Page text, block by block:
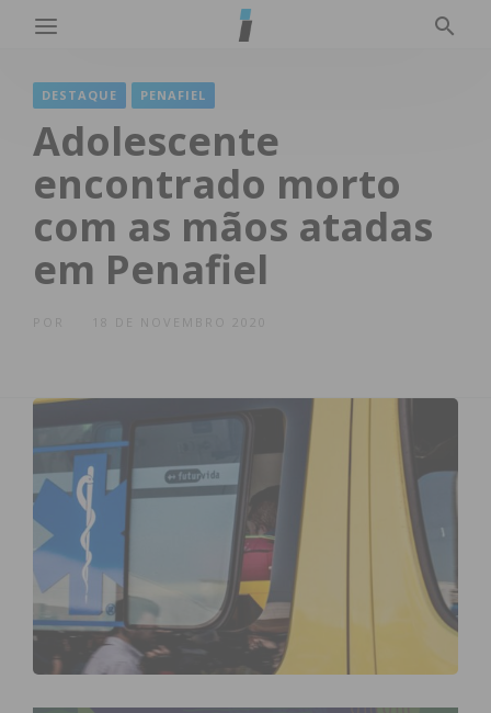
DESTAQUE PENAFIEL
Adolescente
encontrado morto
com as mãos atadas
em Penafiel